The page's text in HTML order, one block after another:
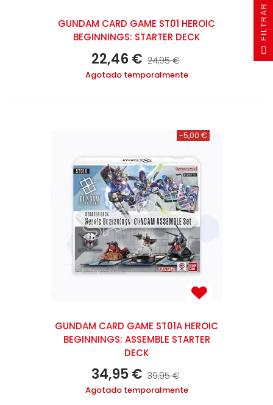
GUNDAM CARD GAME ST01 HEROIC
BEGINNINGS: STARTER DECK
22,46 € 24,95 €
Agotado temporalmente
-5,00 €
GUNDAM CARD GAME ST01A HEROIC
BEGINNINGS: ASSEMBLE STARTER
DECK
34,95 € 39,95 €
Agotado temporalmente
R